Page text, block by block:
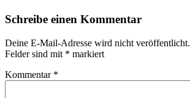
Schreibe einen Kommentar
Deine E-Mail-Adresse wird nicht veröffentlicht.
Felder sind mit * markiert
Kommentar *